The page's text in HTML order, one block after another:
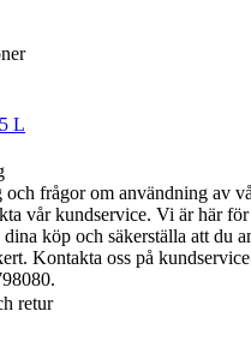
5 L
frågor om användning av
vår kundservice. Vi är här
dina köp och säkerställa att du
Kontakta oss på
retur